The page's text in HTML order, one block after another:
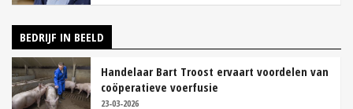
BEDRIJF IN BEELD
Handelaar Bart Troost ervaart voordelen van
coöperatieve voerfusie
23-03-2026